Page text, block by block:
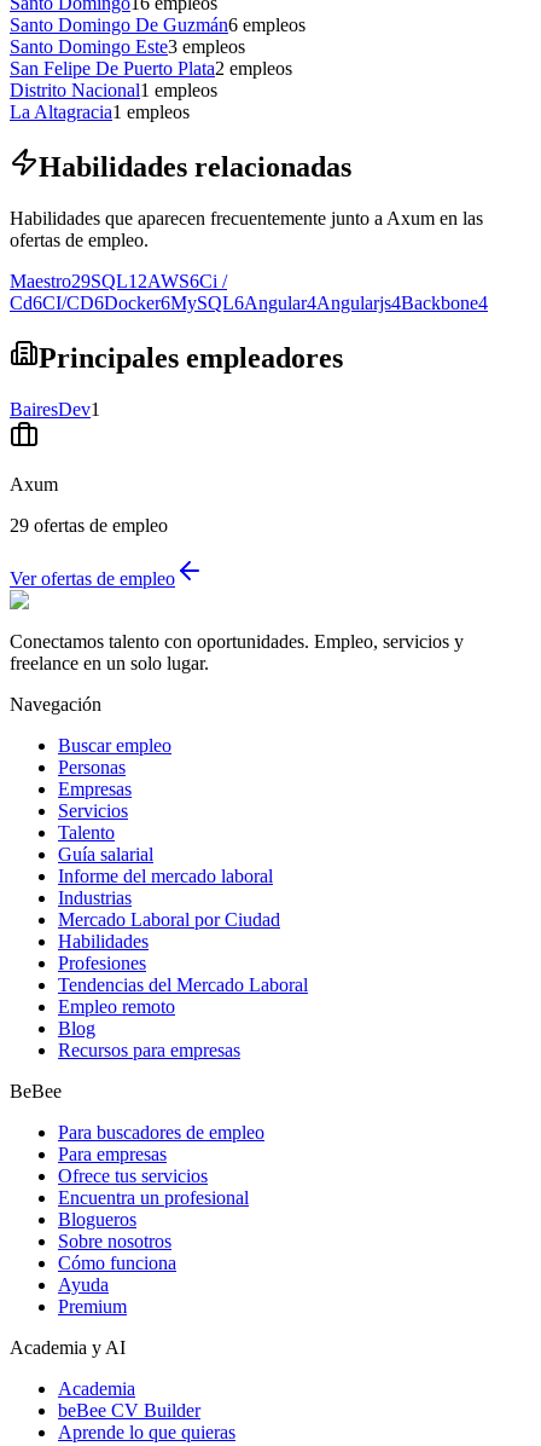
Santo Domingo De Guzmán6 empleos
Santo Domingo Este3 empleos
San Felipe De Puerto Plata2 empleos
Distrito Nacional1 empleos
La Altagracia1 empleos
Habilidades relacionadas
Habilidades que aparecen frecuentemente junto a Axum en las
ofertas de empleo.
Maestro29SQL12AWS6Ci /
Cd6CI/CD6Docker6MySQL6Angular4Angularjs4Backbone4
Principales empleadores
BairesDev1
Axum
29 ofertas de empleo
Ver ofertas de empleo
Conectamos talento con oportunidades. Empleo, servicios y
freelance en un solo lugar.
Navegación
Buscar empleo
Personas
Empresas
Servicios
Talento
Guía salarial
Informe del mercado laboral
Industrias
Mercado Laboral por Ciudad
Habilidades
Profesiones
Tendencias del Mercado Laboral
Empleo remoto
Blog
Recursos para empresas
BeBee
Para buscadores de empleo
Para empresas
Ofrece tus servicios
Encuentra un profesional
Blogueros
Sobre nosotros
Cómo funciona
Ayuda
Premium
Academia y AI
Academia
beBee CV Builder
Aprende lo que quieras